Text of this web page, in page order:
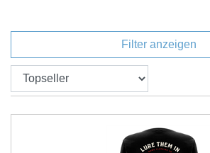
Filter anzeigen